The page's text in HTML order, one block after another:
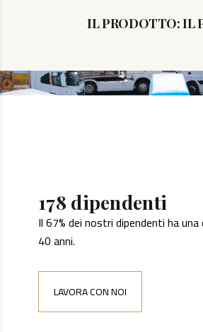
IL PRODOTTO: IL
178 dipendenti
Il 67% dei nostri dipendenti ha
40 anni.
LAVORA CON NOI